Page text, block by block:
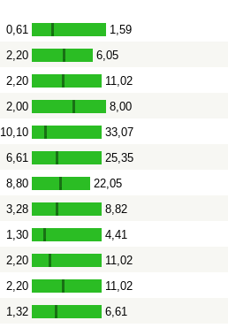
0,61 - 1,59
2,20 - 6,05
2,20 - 11,02
2,00 - 8,00
10,10 - 33,07
6,61 - 25,35
8,80 - 22,05
3,28 - 8,82
1,30 - 4,41
2,20 - 11,02
2,20 - 11,02
1,32 - 6,61